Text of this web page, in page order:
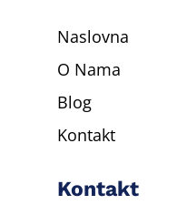
Naslovna
O Nama
Blog
Kontakt
Kontakt